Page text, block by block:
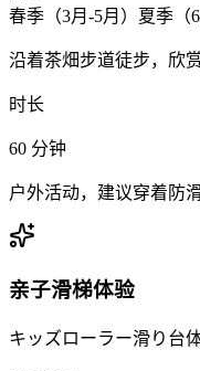
春季（3月-5月）夏季（
沿着茶畑步道徒步，欣
时长
60 分钟
户外活动，建议穿着防
亲子滑梯体验
キッズローラー滑り台